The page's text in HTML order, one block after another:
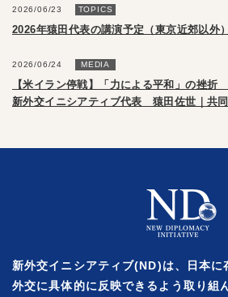
2026/06/23 TOPICS
2026年猿田代表の講演予定（東京近郊以外）
2026/06/24 MEDIA
【米イラン停戦】「力による平和」の挫
新外交イニシアティブ代表 猿田佐世｜共
新外交イニシアティブ(ND)は、日本に
外交に具体的に反映できるよう取り組